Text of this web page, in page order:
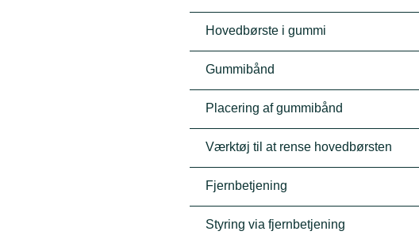
Hovedbørste i gummi
Gummibånd
Placering af gummibånd
Værktøj til at rense hovedbørsten
Fjernbetjening
Styring via fjernbetjening